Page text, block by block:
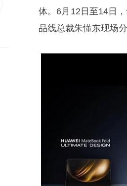
体。6月12日至14日
品线总裁朱懂东现场